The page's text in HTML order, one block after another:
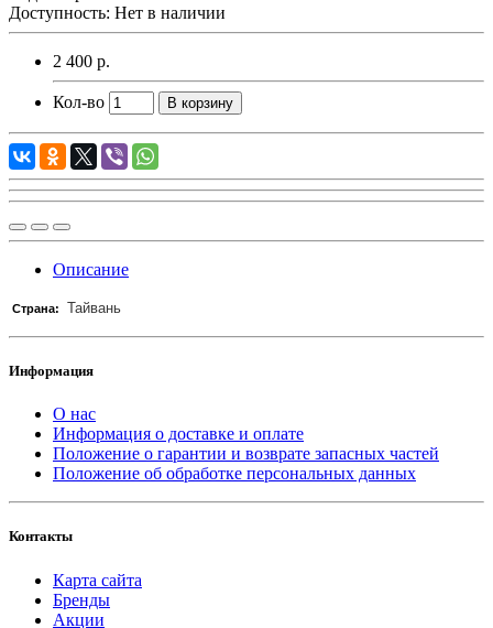
Доступность: Нет в наличии
2 400 р.
Кол-во В корзину
Описание
Страна: Тайвань
Информация
О нас
Информация о доставке и оплате
Положение о гарантии и возврате запасных частей
Положение об обработке персональных данных
Контакты
Карта сайта
Бренды
Акции